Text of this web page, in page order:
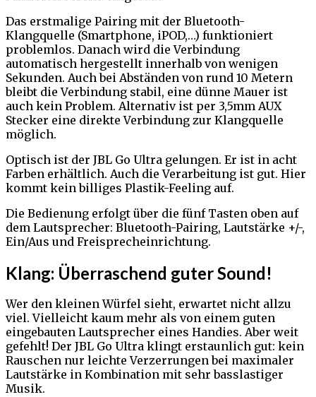
Das erstmalige Pairing mit der Bluetooth-
Klangquelle (Smartphone, iPOD,…) funktioniert
problemlos. Danach wird die Verbindung
automatisch hergestellt innerhalb von wenigen
Sekunden. Auch bei Abständen von rund 10 Metern
bleibt die Verbindung stabil, eine dünne Mauer ist
auch kein Problem. Alternativ ist per 3,5mm AUX
Stecker eine direkte Verbindung zur Klangquelle
möglich.
Optisch ist der JBL Go Ultra gelungen. Er ist in acht
Farben erhältlich. Auch die Verarbeitung ist gut. Hier
kommt kein billiges Plastik-Feeling auf.
Die Bedienung erfolgt über die fünf Tasten oben auf
dem Lautsprecher: Bluetooth-Pairing, Lautstärke +/-,
Ein/Aus und Freisprecheinrichtung.
Klang: Überraschend guter Sound!
Wer den kleinen Würfel sieht, erwartet nicht allzu
viel. Vielleicht kaum mehr als von einem guten
eingebauten Lautsprecher eines Handies. Aber weit
gefehlt! Der JBL Go Ultra klingt erstaunlich gut: kein
Rauschen nur leichte Verzerrungen bei maximaler
Lautstärke in Kombination mit sehr basslastiger
Musik.